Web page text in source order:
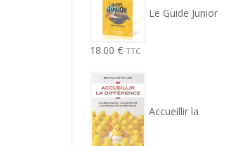
Le Guide Junior
18.00 € TTC
Accueillir la